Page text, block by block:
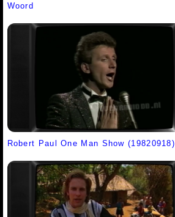
Woord
Robert Paul One Man Show (19820918)